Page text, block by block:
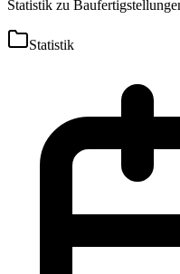
Statistik zu
Statistik